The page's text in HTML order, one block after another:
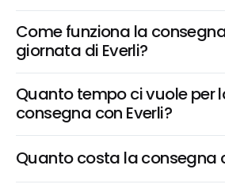
Come funziona la
giornata di Everli?
Quanto tempo ci vuole per
consegna con Everli?
Quanto costa la consegna